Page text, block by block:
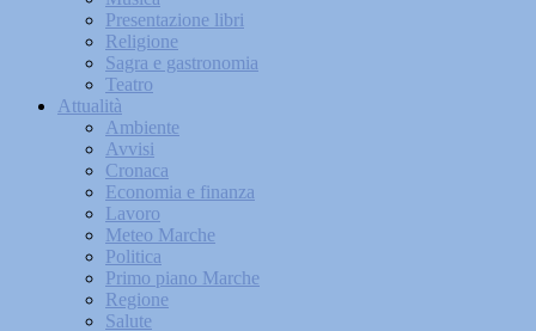
Presentazione libri
Religione
Sagra e gastronomia
Teatro
Attualità
Ambiente
Avvisi
Cronaca
Economia e finanza
Lavoro
Meteo Marche
Politica
Primo piano Marche
Regione
Salute